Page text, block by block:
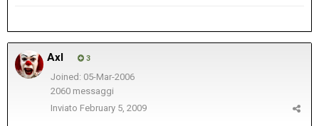
Axl 3
Joined: 05-Mar-2006
2060 messaggi
Inviato February 5, 2009